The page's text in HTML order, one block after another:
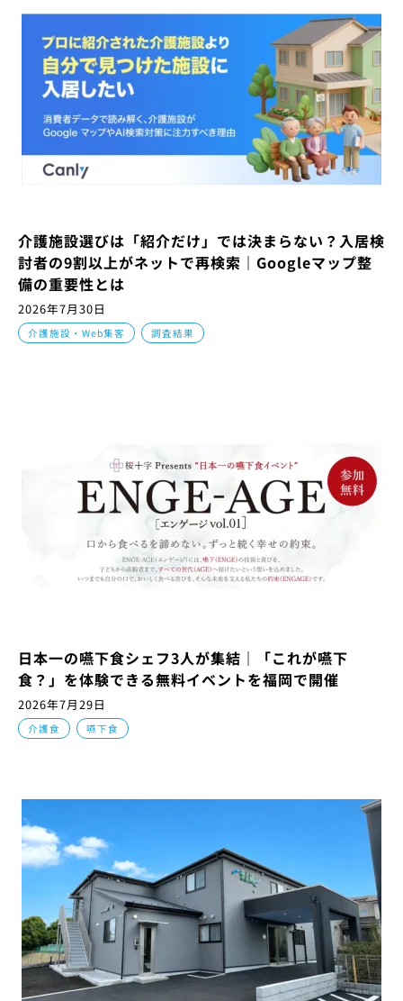
介護施設選びは「紹介だけ」では決まらない？入居検
討者の9割以上がネットで再検索｜Googleマップ整
備の重要性とは
2026年7月30日
介護施設・Web集客 , 調査結果
日本一の嚥下食シェフ3人が集結｜「これが嚥下
食？」を体験できる無料イベントを福岡で開催
2026年7月29日
介護食 , 嚥下食